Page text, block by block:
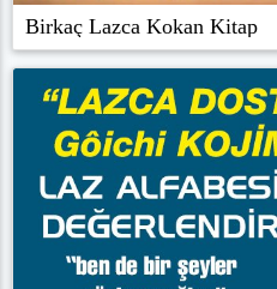
Birkaç Lazca Kokan Kitap